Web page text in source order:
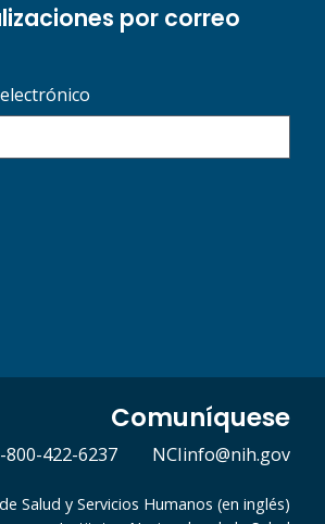
por correo
Comuníquese
800-422-6237 NCIinfo@nih.gov
Salud y Servicios Humanos (en inglés)